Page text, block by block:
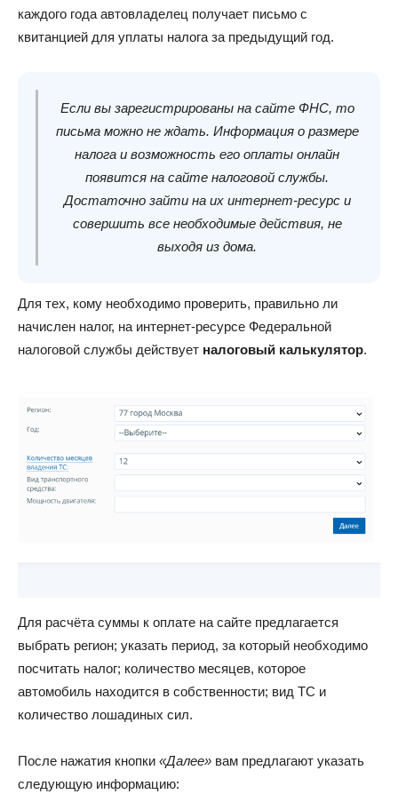
каждого года автовладелец получает письмо с
квитанцией для уплаты налога за предыдущий год.
Если вы зарегистрированы на сайте ФНС, то
письма можно не ждать. Информация о размере
налога и возможность его оплаты онлайн
появится на сайте налоговой службы.
Достаточно зайти на их интернет-ресурс и
совершить все необходимые действия, не
выходя из дома.
Для тех, кому необходимо проверить, правильно ли
начислен налог, на интернет-ресурсе Федеральной
налоговой службы действует налоговый калькулятор.
Для расчёта суммы к оплате на сайте предлагается
выбрать регион; указать период, за который необходимо
посчитать налог; количество месяцев, которое
автомобиль находится в собственности; вид ТС и
количество лошадиных сил.
После нажатия кнопки «Далее» вам предлагают указать
следующую информацию: